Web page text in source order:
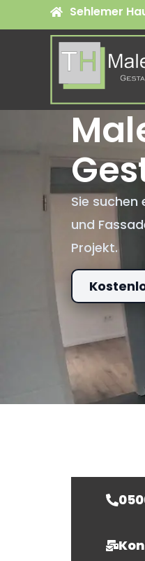
Sehlemer
Sie
und
Projekt.